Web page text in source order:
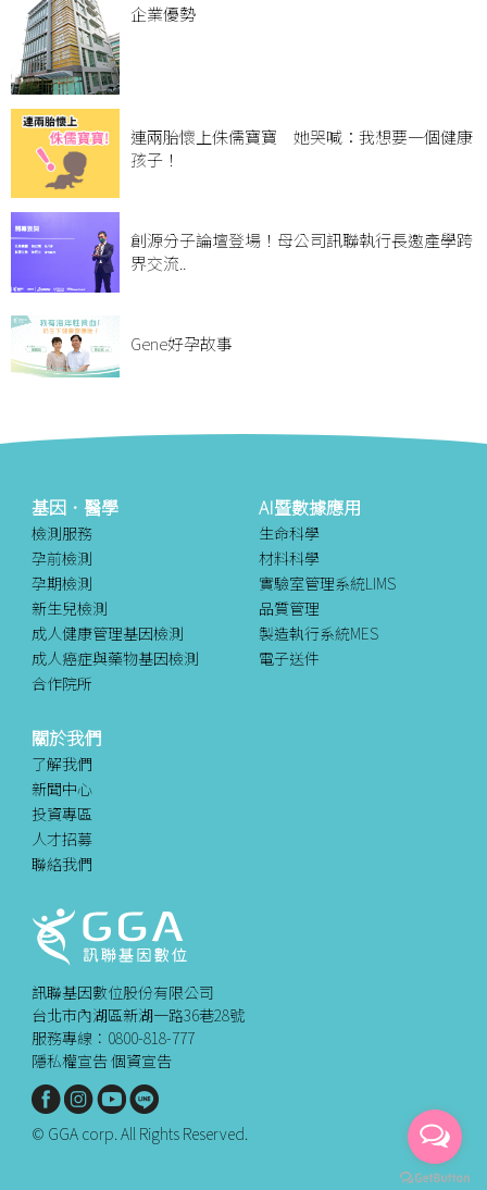
企業優勢
連兩胎懷上侏儒寶寶 她哭喊：我想要一個健康
孩子！
創源分子論壇登場！母公司訊聯執行長邀產學跨
界交流..
Gene好孕故事
基因．醫學
檢測服務
孕前檢測
孕期檢測
新生兒檢測
成人健康管理基因檢測
成人癌症與藥物基因檢測
合作院所
AI暨數據應用
生命科學
材料科學
實驗室管理系統LIMS
品質管理
製造執行系統MES
電子送件
關於我們
了解我們
新聞中心
投資專區
人才招募
聯絡我們
訊聯基因數位股份有限公司
台北市內湖區新湖一路36巷28號
服務專線：0800-818-777
隱私權宣告個資宣告
© GGA corp. All Rights Reserved.